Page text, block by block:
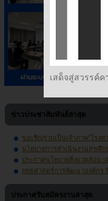
ข่าวประชาสัมพันธ์ล่าสุด
ขอเชิญร่วมเป็นเจ้าภาพ"โรง
นโยบายการดำเนินงานสุขศึก
ประกาศนโยบายสิ่งแวดล้อม
ยุทธศาสตร์การพัฒนาองค์กร
ประกาศรับสมัครงานล่าสุด
เสด็จสู่สวรรค์ค